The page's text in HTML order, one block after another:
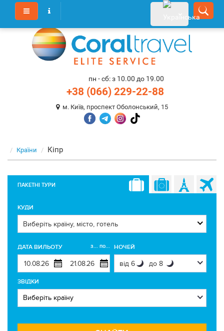
пн - сб: з 10.00 до 19.00
+38 (066) 229-22-88
м. Київ, проспект Оболонський, 15
Країни Кіпр
ПАКЕТНІ ТУРИ
КУДИ
ДАТА ВИЛЬОТУ з... по... НОЧЕЙ
ЗВІДКИ